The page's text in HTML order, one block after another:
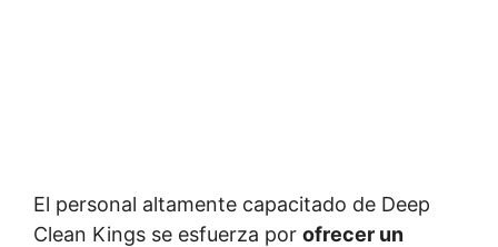
El personal altamente capacitado de Deep
Clean Kings se esfuerza por ofrecer un